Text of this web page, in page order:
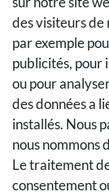
Méthodes et
Droit de
Retours
Se rétracter du
Panier d'achat
A la caisse
Aide
Social Media
des visiteurs de
par exemple
publicités, pour
ou pour
des données a
installés. Nous
nous nommons
Le traitement
consentement